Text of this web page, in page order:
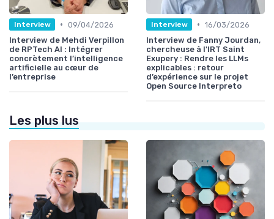
Interview • 09/04/2026
Interview de Mehdi Verpillon
de RPTech AI : Intégrer
concrètement l’intelligence
artificielle au cœur de
l’entreprise
Interview • 16/03/2026
Interview de Fanny Jourdan,
chercheuse à l'IRT Saint
Exupery : Rendre les LLMs
explicables : retour
d’expérience sur le projet
Open Source Interpreto
Les plus lus